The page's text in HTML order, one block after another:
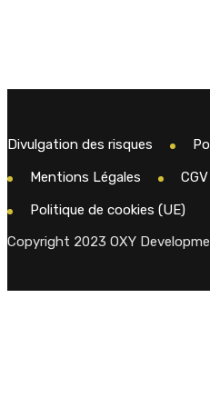
Copyright 2023 OXY
Divulgation des risques
Mentions Légales
CGV
Politique de cookies (UE)